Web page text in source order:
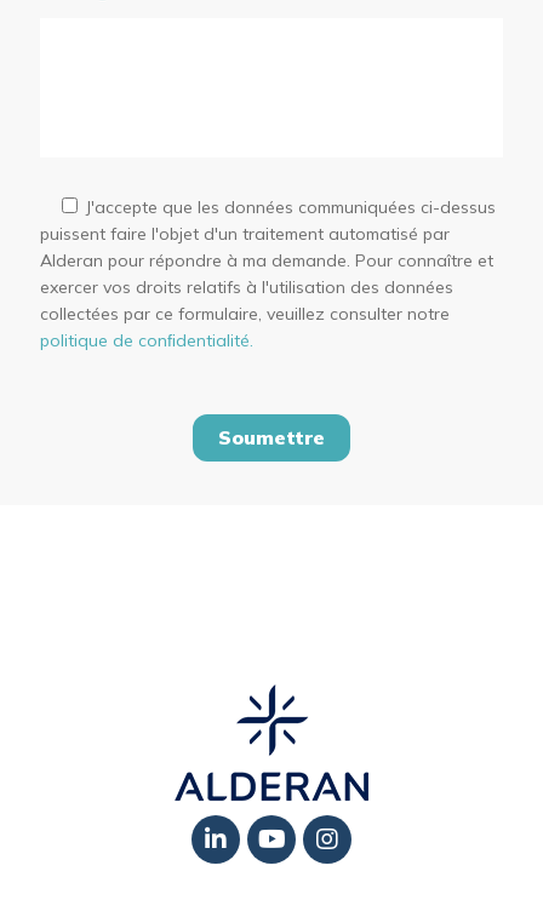
J'accepte que les données communiquées ci-dessus
puissent faire l'objet d'un traitement automatisé par
Alderan pour répondre à ma demande. Pour connaître et
exercer vos droits relatifs à l'utilisation des données
collectées par ce formulaire, veuillez consulter notre
politique de conﬁdentialité.